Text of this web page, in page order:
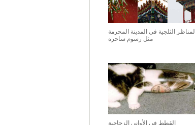
المناظر الثلجية في المدينة المحرمة
مثل رسوم ساحرة
القطط في الأواني الزجاجية